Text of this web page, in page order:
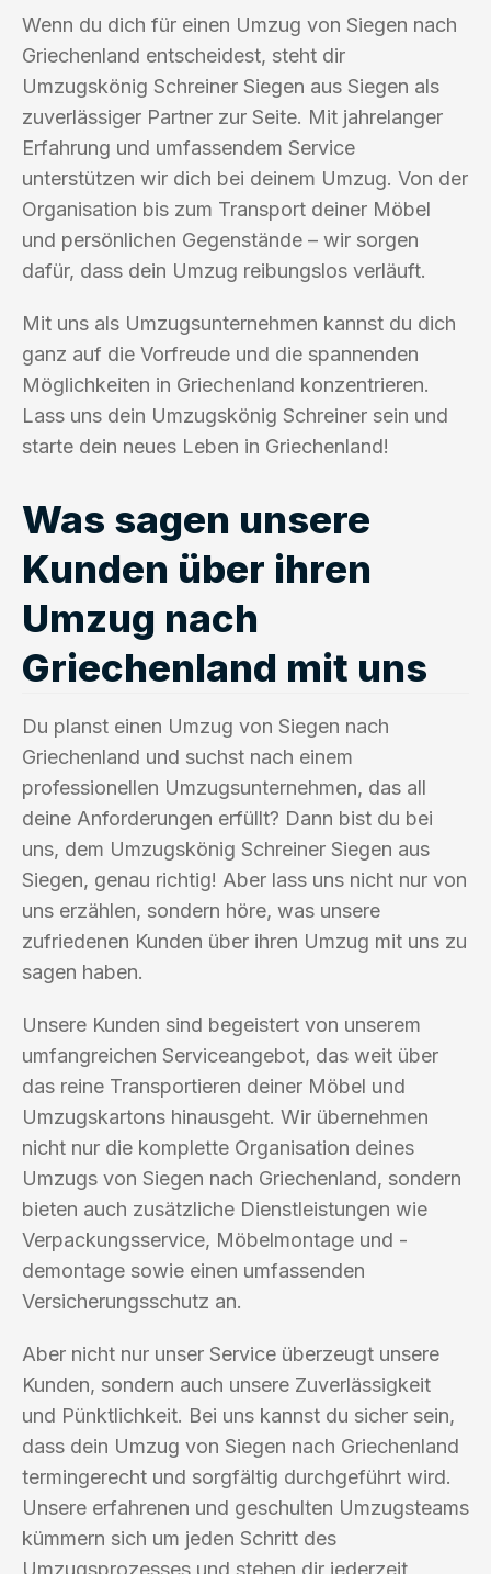
Wenn du dich für einen Umzug von Siegen nach
Griechenland entscheidest, steht dir
Umzugskönig Schreiner Siegen aus Siegen als
zuverlässiger Partner zur Seite. Mit jahrelanger
Erfahrung und umfassendem Service
unterstützen wir dich bei deinem Umzug. Von der
Organisation bis zum Transport deiner Möbel
und persönlichen Gegenstände – wir sorgen
dafür, dass dein Umzug reibungslos verläuft.
Mit uns als Umzugsunternehmen kannst du dich
ganz auf die Vorfreude und die spannenden
Möglichkeiten in Griechenland konzentrieren.
Lass uns dein Umzugskönig Schreiner sein und
starte dein neues Leben in Griechenland!
Was sagen unsere
Kunden über ihren
Umzug nach
Griechenland mit uns
Du planst einen Umzug von Siegen nach
Griechenland und suchst nach einem
professionellen Umzugsunternehmen, das all
deine Anforderungen erfüllt? Dann bist du bei
uns, dem Umzugskönig Schreiner Siegen aus
Siegen, genau richtig! Aber lass uns nicht nur von
uns erzählen, sondern höre, was unsere
zufriedenen Kunden über ihren Umzug mit uns zu
sagen haben.
Unsere Kunden sind begeistert von unserem
umfangreichen Serviceangebot, das weit über
das reine Transportieren deiner Möbel und
Umzugskartons hinausgeht. Wir übernehmen
nicht nur die komplette Organisation deines
Umzugs von Siegen nach Griechenland, sondern
bieten auch zusätzliche Dienstleistungen wie
Verpackungsservice, Möbelmontage und -
demontage sowie einen umfassenden
Versicherungsschutz an.
Aber nicht nur unser Service überzeugt unsere
Kunden, sondern auch unsere Zuverlässigkeit
und Pünktlichkeit. Bei uns kannst du sicher sein,
dass dein Umzug von Siegen nach Griechenland
termingerecht und sorgfältig durchgeführt wird.
Unsere erfahrenen und geschulten Umzugsteams
kümmern sich um jeden Schritt des
Umzugsprozesses und stehen dir jederzeit